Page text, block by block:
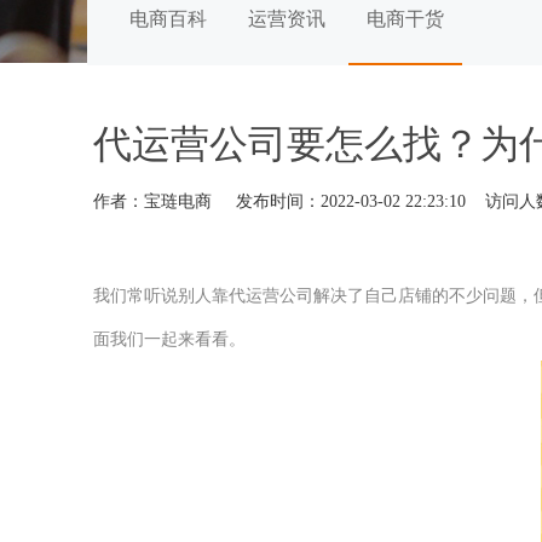
电商百科 运营资讯 电商干货
代运营公司要怎么找？为
作者：宝琏电商 发布时间：2022-03-02 22:23:10 访问人
我们常听说别人靠代运营公司解决了自己店铺的不少问题
面我们一起来看看。